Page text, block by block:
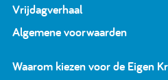
Vrijdagverhaal
Algemene voorwaarden
Waarom kiezen voor de Eigen